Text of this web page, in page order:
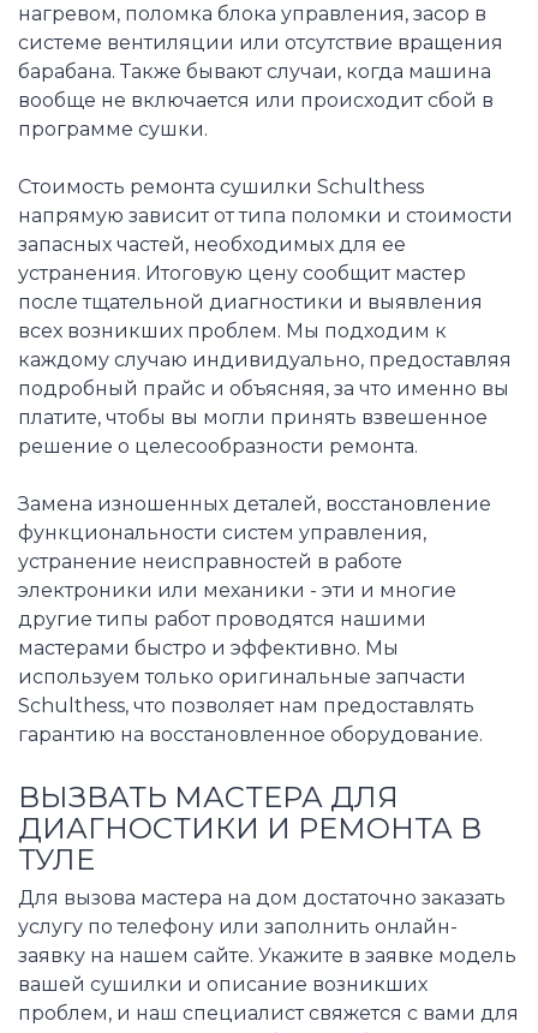
нагревом, поломка блока управления, засор в
системе вентиляции или отсутствие вращения
барабана. Также бывают случаи, когда машина
вообще не включается или происходит сбой в
программе сушки.
Стоимость ремонта сушилки Schulthess
напрямую зависит от типа поломки и стоимости
запасных частей, необходимых для ее
устранения. Итоговую цену сообщит мастер
после тщательной диагностики и выявления
всех возникших проблем. Мы подходим к
каждому случаю индивидуально, предоставляя
подробный прайс и объясняя, за что именно вы
платите, чтобы вы могли принять взвешенное
решение о целесообразности ремонта.
Замена изношенных деталей, восстановление
функциональности систем управления,
устранение неисправностей в работе
электроники или механики - эти и многие
другие типы работ проводятся нашими
мастерами быстро и эффективно. Мы
используем только оригинальные запчасти
Schulthess, что позволяет нам предоставлять
гарантию на восстановленное оборудование.
ВЫЗВАТЬ МАСТЕРА ДЛЯ
ДИАГНОСТИКИ И РЕМОНТА В
ТУЛЕ
Для вызова мастера на дом достаточно заказать
услугу по телефону или заполнить онлайн-
заявку на нашем сайте. Укажите в заявке модель
вашей сушилки и описание возникших
проблем, и наш специалист свяжется с вами для